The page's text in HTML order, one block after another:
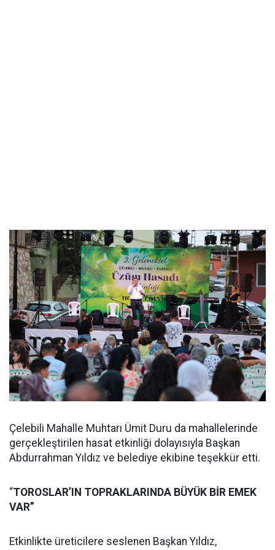
Çelebili Mahalle Muhtarı Ümit Duru da mahallelerinde
gerçekleştirilen hasat etkinliği dolayısıyla Başkan
Abdurrahman Yıldız ve belediye ekibine teşekkür etti.
“TOROSLAR’IN TOPRAKLARINDA BÜYÜK BİR EMEK
VAR”
Etkinlikte üreticilere seslenen Başkan Yıldız,